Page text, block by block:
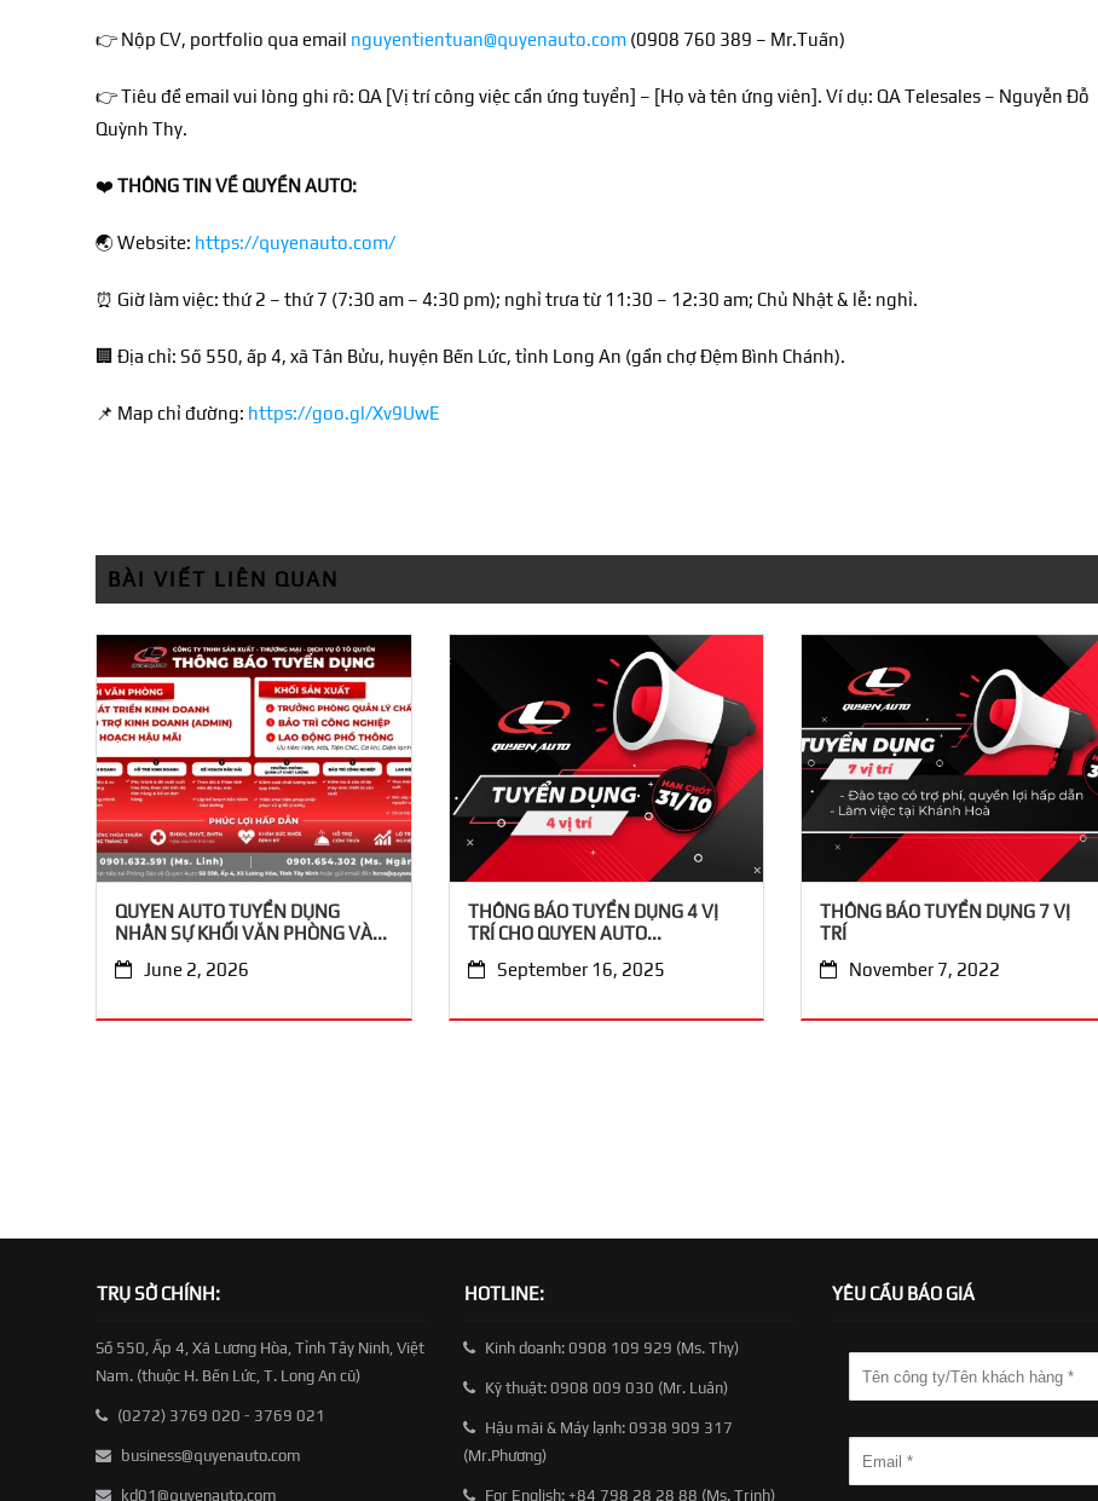
👉 Nộp CV, portfolio qua email nguyentientuan@quyenauto.com (0908 760 389 – Mr.Tuấn)
👉Tiêu đề email vui lòng ghi rõ: QA [Vị trí công việc cần ứng tuyển] – [Họ và tên ứng viên]. Ví dụ: QA Telesales – Nguyễn Đỗ
Quỳnh Thy.
❤️ THÔNG TIN VỀ QUYỀN AUTO:
🌏 Website: https://quyenauto.com/
⏰ Giờ làm việc: thứ 2 – thứ 7 (7:30 am – 4:30 pm); nghỉ trưa từ 11:30 – 12:30 am; Chủ Nhật & lễ: nghỉ.
🏢 Địa chỉ: Số 550, ấp 4, xã Tân Bửu, huyện Bến Lức, tỉnh Long An (gần chợ Đệm Bình Chánh).
📌 Map chỉ đường: https://goo.gl/Xv9UwE
BÀI VIẾT LIÊN QUAN
QUYEN AUTO TUYỂN DỤNG
NHÂN SỰ KHỐI VĂN PHÒNG VÀ...
June 2, 2026
THÔNG BÁO TUYỂN DỤNG 4 VỊ
TRÍ CHO QUYEN AUTO...
September 16, 2025
THÔNG BÁO TUYỂN DỤNG 7 VỊ
TRÍ
November 7, 2022
TRỤ SỞ CHÍNH:
Số 550, Ấp 4, Xã Lương Hòa, Tỉnh Tây Ninh, Việt
Nam. (thuộc H. Bến Lức, T. Long An cũ)
(0272) 3769 020 - 3769 021
business@quyenauto.com
kd01@quyenauto.com
HOTLINE:
Kinh doanh: 0908 109 929 (Ms. Thy)
Kỹ thuật: 0908 009 030 (Mr. Luân)
Hậu mãi & Máy lạnh: 0938 909 317
(Mr.Phương)
For English: +84 798 28 28 88 (Ms. Trinh)
YÊU CẦU BÁO GIÁ